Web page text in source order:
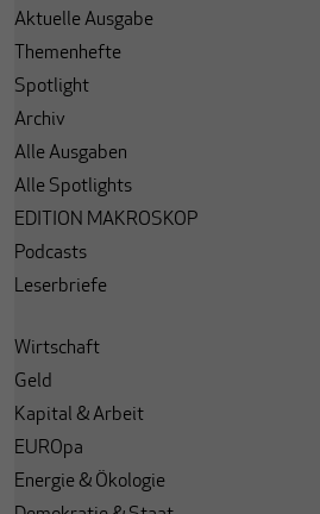
Aktuelle Ausgabe
Themenhefte
Spotlight
Archiv
Alle Ausgaben
Alle Spotlights
EDITION MAKROSKOP
Podcasts
Leserbriefe
Wirtschaft
Geld
Kapital & Arbeit
EUROpa
Energie & Ökologie